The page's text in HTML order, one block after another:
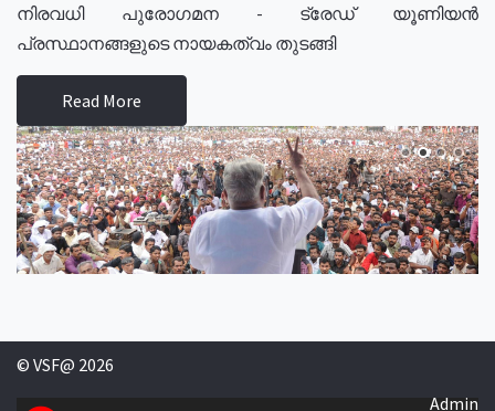
നിരവധി പുരോഗമന - ട്രേഡ് യൂണിയൻ
പ്രസ്ഥാനങ്ങളുടെ നായകത്വം തുടങ്ങി
Read More
© VSF@ 2026
Admin